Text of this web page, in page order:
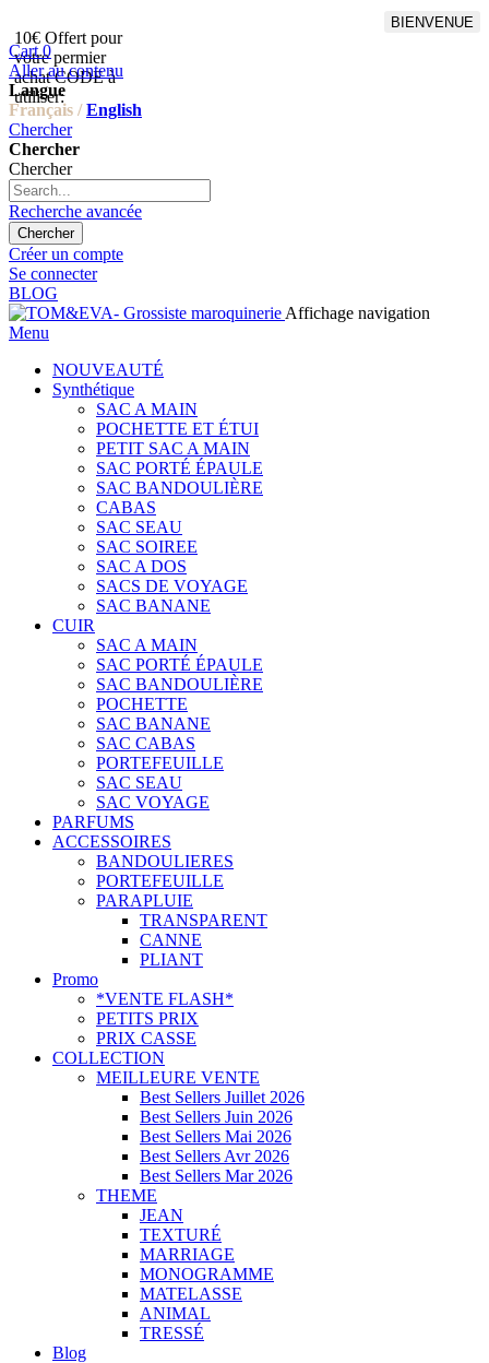
10€ Offert pour
votre permier
achat CODE à
utiliser:
BIENVENUE
Cart 0
Aller au contenu
Langue
Français / English
Chercher
Chercher
Chercher
Recherche avancée
Chercher
Créer un compte
Se connecter
BLOG
Affichage navigation
Menu
NOUVEAUTÉ
Synthétique
SAC A MAIN
POCHETTE ET ÉTUI
PETIT SAC A MAIN
SAC PORTÉ ÉPAULE
SAC BANDOULIÈRE
CABAS
SAC SEAU
SAC SOIREE
SAC A DOS
SACS DE VOYAGE
SAC BANANE
CUIR
SAC A MAIN
SAC PORTÉ ÉPAULE
SAC BANDOULIÈRE
POCHETTE
SAC BANANE
SAC CABAS
PORTEFEUILLE
SAC SEAU
SAC VOYAGE
PARFUMS
ACCESSOIRES
BANDOULIERES
PORTEFEUILLE
PARAPLUIE
TRANSPARENT
CANNE
PLIANT
Promo
*VENTE FLASH*
PETITS PRIX
PRIX CASSE
COLLECTION
MEILLEURE VENTE
Best Sellers Juillet 2026
Best Sellers Juin 2026
Best Sellers Mai 2026
Best Sellers Avr 2026
Best Sellers Mar 2026
THEME
JEAN
TEXTURÉ
MARRIAGE
MONOGRAMME
MATELASSE
ANIMAL
TRESSÉ
Blog